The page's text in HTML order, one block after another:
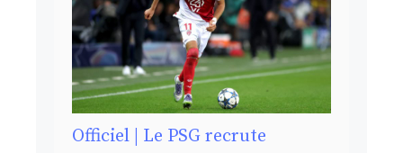
Officiel | Le PSG recrute